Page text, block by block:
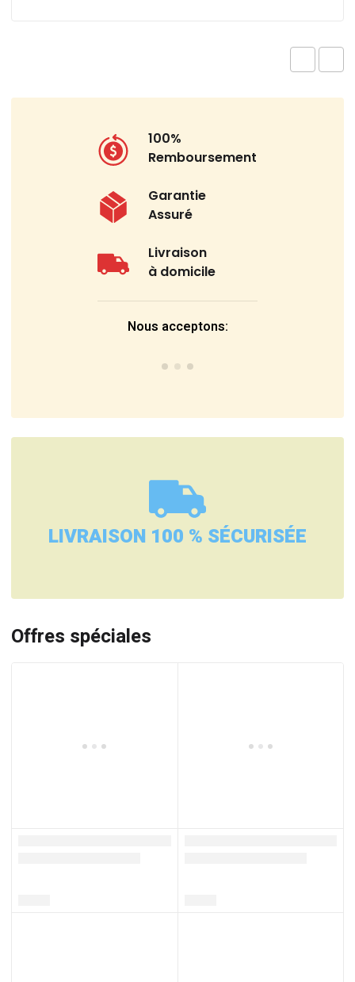
100%
Remboursement
Garantie
Assuré
Livraison
à domicile
Nous acceptons:
LIVRAISON 100 % SÉCURISÉE
Offres spéciales